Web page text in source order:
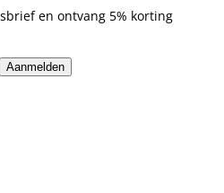
en ontvang 5% korting